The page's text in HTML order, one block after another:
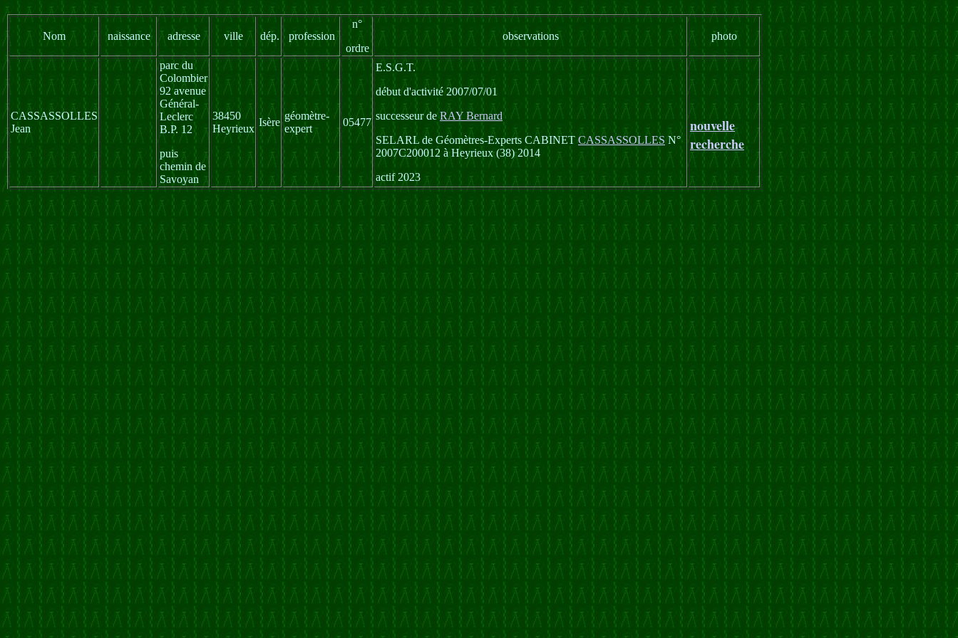
Nom naissance adresse ville dép. profession
n°
ordre
observations photo
CASSASSOLLES
Jean
parc du
Colombier
92 avenue
Général-
Leclerc
B.P. 12
puis
chemin de
Savoyan
38450
Heyrieux
Isère
géomètre-
expert
05477
E.S.G.T.
début d'activité 2007/07/01
successeur deRAY Bernard
SELARL de Géomètres-Experts CABINETCASSASSOLLESN°
2007C200012 à Heyrieux (38) 2014
actif 2023
nouvelle
recherche